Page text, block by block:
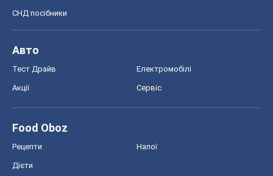
СНД посібники
Авто
Тест Драйв Електромобілі
Акції Сервіс
Food Oboz
Рецепти Напої
Дієти